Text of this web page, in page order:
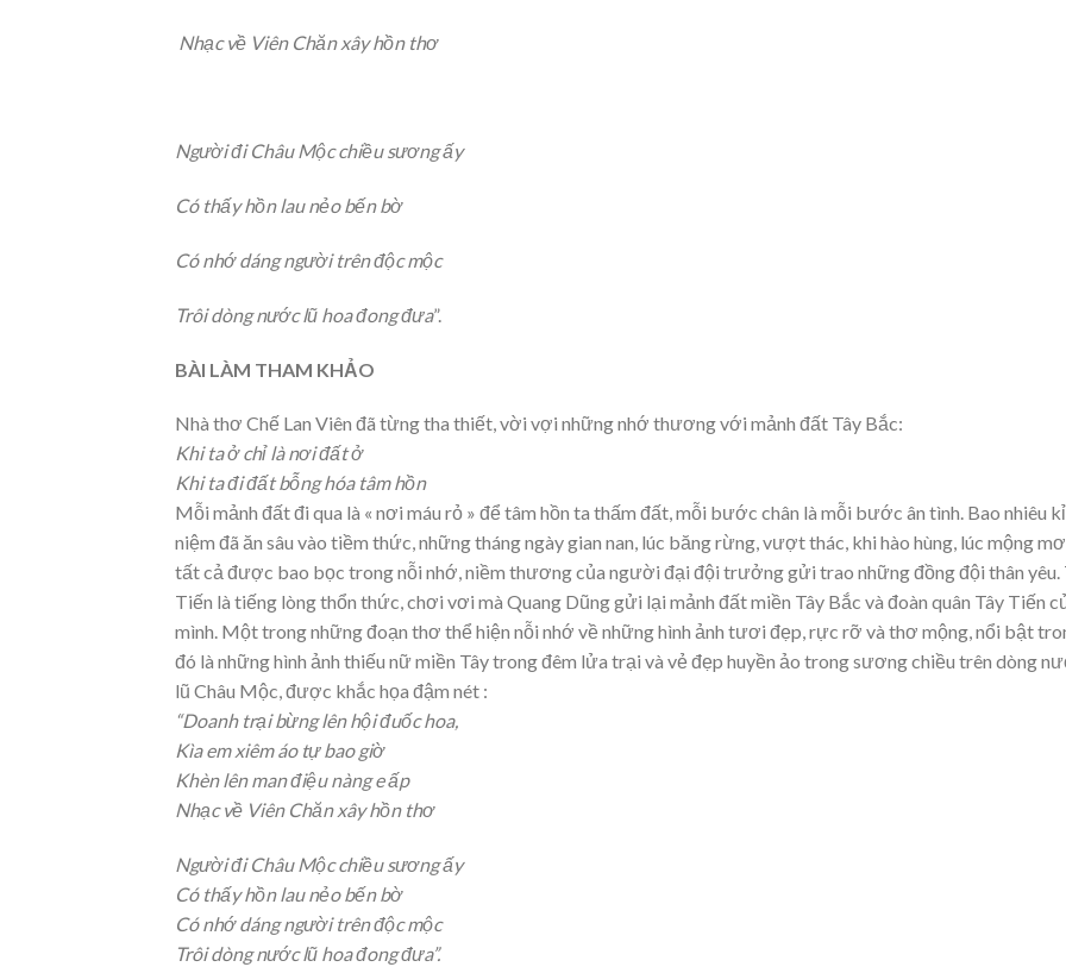
Nhạc về Viên Chăn xây hồn thơ
Người đi Châu Mộc chiều sương ấy
Có thấy hồn lau nẻo bến bờ
Có nhớ dáng người trên độc mộc
Trôi dòng nước lũ hoa đong đưa”.
BÀI LÀM THAM KHẢO
Nhà thơ Chế Lan Viên đã từng tha thiết, vời vợi những nhớ thương với mảnh đất Tây Bắc:
Khi ta ở chỉ là nơi đất ở
Khi ta đi đất bỗng hóa tâm hồn
Mỗi mảnh đất đi qua là « nơi máu rỏ » để tâm hồn ta thấm đất, mỗi bước chân là mỗi bước ân tình. Bao nhiêu kỉ
niệm đã ăn sâu vào tiềm thức, những tháng ngày gian nan, lúc băng rừng, vượt thác, khi hào hùng, lúc mộng
tất cả được bao bọc trong nỗi nhớ, niềm thương của người đại đội trưởng gửi trao những đồng đội thân yêu.
Tiến là tiếng lòng thổn thức, chơi vơi mà Quang Dũng gửi lại mảnh đất miền Tây Bắc và đoàn quân Tây Tiến
mình. Một trong những đoạn thơ thể hiện nỗi nhớ về những hình ảnh tươi đẹp, rực rỡ và thơ mộng, nổi bật
đó là những hình ảnh thiếu nữ miền Tây trong đêm lửa trại và vẻ đẹp huyền ảo trong sương chiều trên dòng
lũ Châu Mộc, được khắc họa đậm nét :
“Doanh trại bừng lên hội đuốc hoa,
Kìa em xiêm áo tự bao giờ
Khèn lên man điệu nàng e ấp
Nhạc về Viên Chăn xây hồn thơ
Người đi Châu Mộc chiều sương ấy
Có thấy hồn lau nẻo bến bờ
Có nhớ dáng người trên độc mộc
Trôi dòng nước lũ hoa đong đưa”.